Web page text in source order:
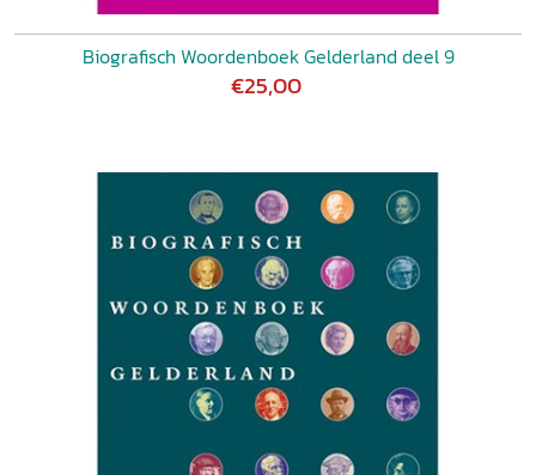
Biografisch Woordenboek Gelderland deel 9
€25,00